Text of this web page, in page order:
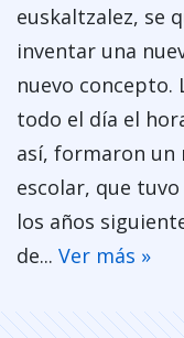
euskaltzalez, se
inventar una
nuevo concepto.
todo el día el
así, formaron un
escolar, que
los años
de... Ver más »